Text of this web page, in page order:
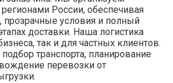
России, обеспечивая
прозрачные условия и полный
доставки. Наша логистика
так и для частных клиентов.
транспорта, планирование
перевозки от